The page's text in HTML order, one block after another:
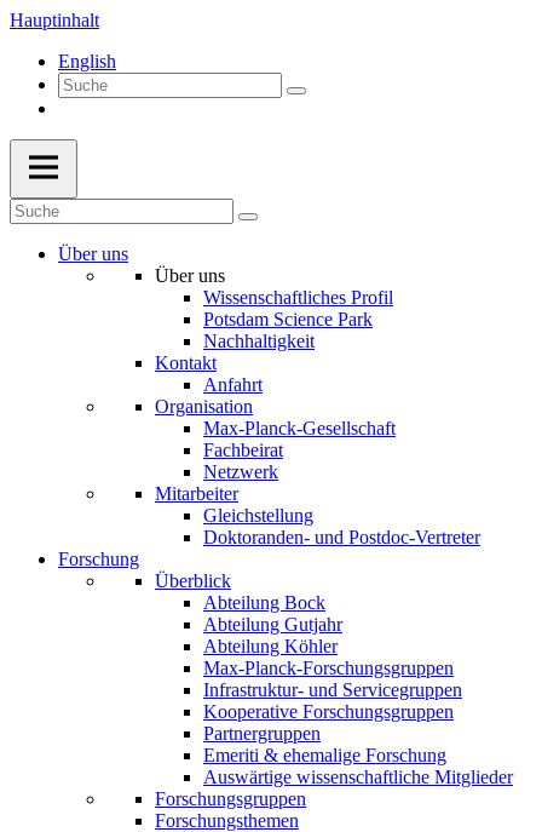
Hauptinhalt
English
Über uns
Über uns
Wissenschaftliches Profil
Potsdam Science Park
Nachhaltigkeit
Kontakt
Anfahrt
Organisation
Max-Planck-Gesellschaft
Fachbeirat
Netzwerk
Mitarbeiter
Gleichstellung
Doktoranden- und Postdoc-Vertreter
Forschung
Überblick
Abteilung Bock
Abteilung Gutjahr
Abteilung Köhler
Max-Planck-Forschungsgruppen
Infrastruktur- und Servicegruppen
Kooperative Forschungsgruppen
Partnergruppen
Emeriti & ehemalige Forschung
Auswärtige wissenschaftliche Mitglieder
Forschungsgruppen
Forschungsthemen